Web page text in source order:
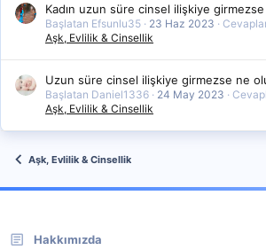
Kadın uzun süre cinsel ilişkiye
Başlatan Efsunlu35 23 Haz 2023
Aşk, Evlilik & Cinsellik
Uzun süre cinsel ilişkiye girmezse ne
Başlatan Daniel1336 24 May 2023
Aşk, Evlilik & Cinsellik
Aşk, Evlilik & Cinsellik
Hakkımızda